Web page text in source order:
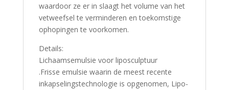
waardoor ze er in slaagt het volume van het
vetweefsel te verminderen en toekomstige
ophopingen te voorkomen.
Details:
Lichaamsemulsie voor liposculptuur
.Frisse emulsie waarin de meest recente
inkapselingstechnologie is opgenomen, Lipo-